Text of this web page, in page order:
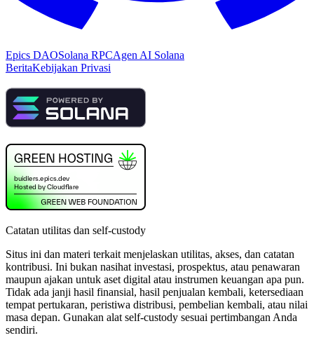
Epics DAOSolana RPCAgen AI Solana
BeritaKebijakan Privasi
Catatan utilitas dan self-custody
Situs ini dan materi terkait menjelaskan utilitas, akses, dan catatan
kontribusi. Ini bukan nasihat investasi, prospektus, atau penawaran
maupun ajakan untuk aset digital atau instrumen keuangan apa pun.
Tidak ada janji hasil finansial, hasil penjualan kembali, ketersediaan
tempat pertukaran, peristiwa distribusi, pembelian kembali, atau nilai
masa depan. Gunakan alat self-custody sesuai pertimbangan Anda
sendiri.